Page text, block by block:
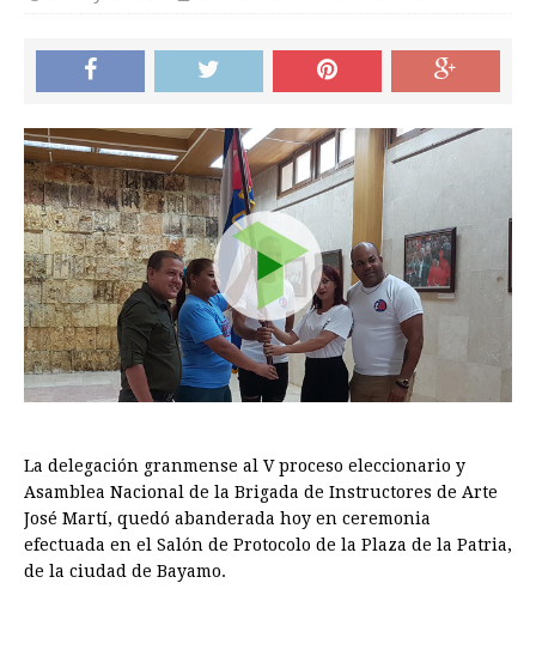
La delegación granmense al V proceso eleccionario y
Asamblea Nacional de la Brigada de Instructores de Arte
José Martí, quedó abanderada hoy en ceremonia
efectuada en el Salón de Protocolo de la Plaza de la Patria,
de la ciudad de Bayamo.